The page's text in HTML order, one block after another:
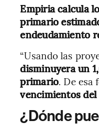
Empiria calcula
primario
endeudamiento
“Usando las
disminuyera un
primario. De esa
vencimientos del
¿Dónde